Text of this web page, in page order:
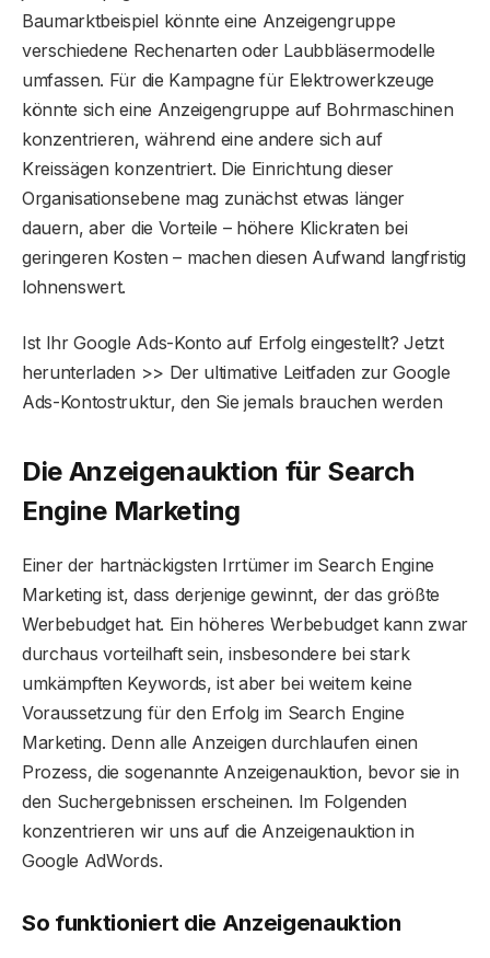
Baumarktbeispiel könnte eine Anzeigengruppe
verschiedene Rechenarten oder Laubbläsermodelle
umfassen. Für die Kampagne für Elektrowerkzeuge
könnte sich eine Anzeigengruppe auf Bohrmaschinen
konzentrieren, während eine andere sich auf
Kreissägen konzentriert. Die Einrichtung dieser
Organisationsebene mag zunächst etwas länger
dauern, aber die Vorteile – höhere Klickraten bei
geringeren Kosten – machen diesen Aufwand langfristig
lohnenswert.
Ist Ihr Google Ads-Konto auf Erfolg eingestellt? Jetzt
herunterladen >> Der ultimative Leitfaden zur Google
Ads-Kontostruktur, den Sie jemals brauchen werden
Die Anzeigenauktion für Search
Engine Marketing
Einer der hartnäckigsten Irrtümer im Search Engine
Marketing ist, dass derjenige gewinnt, der das größte
Werbebudget hat. Ein höheres Werbebudget kann zwar
durchaus vorteilhaft sein, insbesondere bei stark
umkämpften Keywords, ist aber bei weitem keine
Voraussetzung für den Erfolg im Search Engine
Marketing. Denn alle Anzeigen durchlaufen einen
Prozess, die sogenannte Anzeigenauktion, bevor sie in
den Suchergebnissen erscheinen. Im Folgenden
konzentrieren wir uns auf die Anzeigenauktion in
Google AdWords.
So funktioniert die Anzeigenauktion